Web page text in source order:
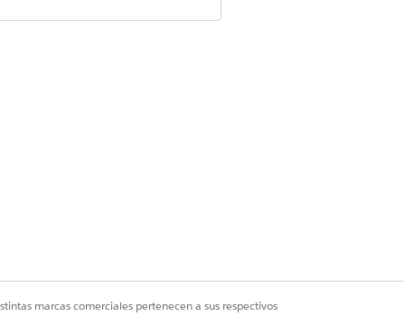
marcas comerciales pertenecen a sus respectivos